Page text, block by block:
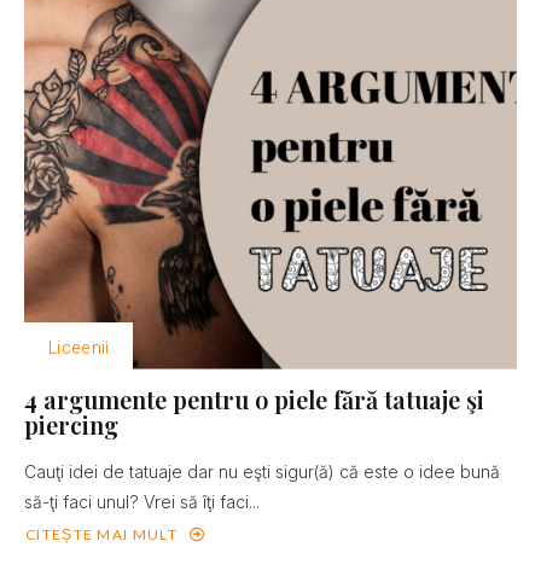
Liceenii
4 argumente pentru o piele fără tatuaje şi
piercing
Cauţi idei de tatuaje dar nu eşti sigur(ă) că este o idee bună
să-ţi faci unul? Vrei să îţi faci...
CITEȘTE MAI MULT